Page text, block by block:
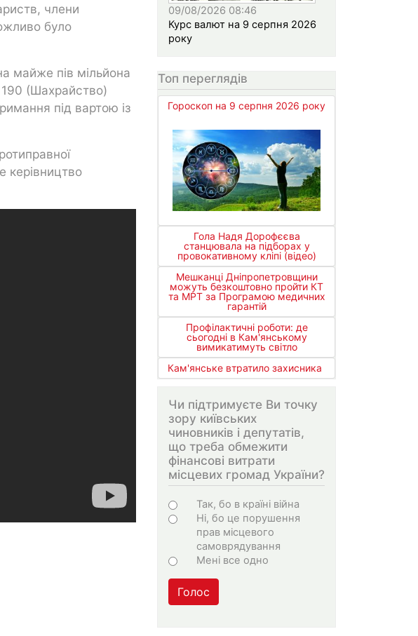
члени
було
майже пів мільйона
190 (Шахрайство)
під вартою із
керівництво
09/08/2026 08:46
Курс валют на 9 серпня 2026
року
Топ переглядів
Гороскоп на 9 серпня 2026 року
Гола Надя Дорофєєва
станцювала на підборах у
провокативному кліпі (відео)
Мешканці Дніпропетровщини
можуть безкоштовно пройти КТ
та МРТ за Програмою медичних
гарантій
Профілактичні роботи: де
сьогодні в Кам'янському
вимикатимуть світло
Кам'янське втратило захисника
Чи підтримуєте Ви точку
зору київських
чиновників і депутатів,
що треба обмежити
фінансові витрати
місцевих громад України?
Варіанти
Так, бо в країні війна
Ні, бо це порушення
прав місцевого
самоврядування
Мені все одно
Голос